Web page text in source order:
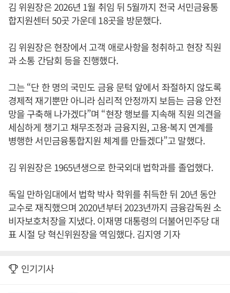
김 위원장은 2026년 1월 취임 뒤 5월까지 전국 서민금융통
합지원센터 50곳 가운데 18곳을 방문했다.
김 위원장은 현장에서 고객 애로사항을 청취하고 현장 직원
과 소통 간담회 등을 진행했다.
그는 “단 한 명의 국민도 금융 문턱 앞에서 좌절하지 않도록
경제적 재기뿐만 아니라 심리적 안정까지 보듬는 금융 안전
망을 구축해 나가겠다”며 “현장 행보를 지속해 직원 의견을
세심하게 챙기고 채무조정과 금융지원, 고용·복지 연계를
병행한 서민금융통합지원 체계를 만들겠다”고 말했다.
김 위원장은 1965년생으로 한국외대 법학과를 졸업했다.
독일 만하임대에서 법학 박사 학위를 취득한 뒤 20년 동안
교수로 재직했으며 2020년부터 2023년까지 금융감독원 소
비자보호처장을 지냈다. 이재명 대통령의 더불어민주당 대
표 시절 당 혁신위원장을 역임했다. 김지영 기자
인기기사